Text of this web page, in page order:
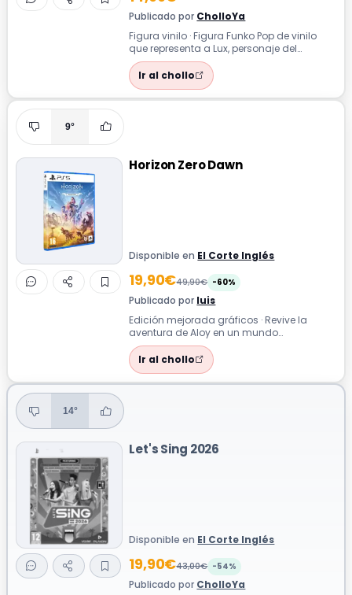
Publicado por CholloYa
Figura vinilo · Figura Funko Pop de vinilo
que representa a Lux, personaje del
popular juego League of Legends. Diseñ...
Ir al chollo
9°
Horizon Zero Dawn
Disponible en El Corte Inglés
19,90€49,90€ -60%
Publicado por luis
Edición mejorada gráficos · Revive la
aventura de Aloy en un mundo
postapocalíptico dominado por
máquinas. Esta versi...
Ir al chollo
14°
Let's Sing 2026
Disponible en El Corte Inglés
19,90€43,00€ -54%
Publicado por CholloYa